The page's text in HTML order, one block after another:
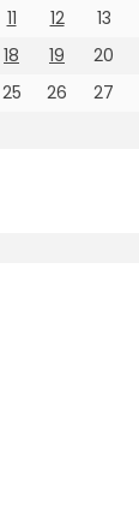
11 12 13
18 19 20
25 26 27